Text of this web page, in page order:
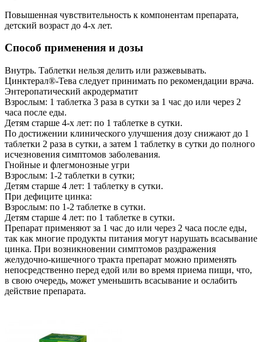
Повышенная чувствительность к компонентам препарата,
детский возраст до 4-х лет.
Способ применения и дозы
Внутрь. Таблетки нельзя делить или разжевывать.
Цинктерал®-Тева следует принимать по рекомендации врача.
Энтеропатический акродерматит
Взрослым: 1 таблетка 3 раза в сутки за 1 час до или через 2
часа после еды.
Детям старше 4-х лет: по 1 таблетке в сутки.
По достижении клинического улучшения дозу снижают до 1
таблетки 2 раза в сутки, а затем 1 таблетку в сутки до полного
исчезновения симптомов заболевания.
Гнойные и флегмонозные угри
Взрослым: 1-2 таблетки в сутки;
Детям старше 4 лет: 1 таблетку в сутки.
При дефиците цинка:
Взрослым: по 1-2 таблетке в сутки.
Детям старше 4 лет: по 1 таблетке в сутки.
Препарат применяют за 1 час до или через 2 часа после еды,
так как многие продукты питания могут нарушать всасывание
цинка. При возникновении симптомов раздражения
желудочно-кишечного тракта препарат можно применять
непосредственно перед едой или во время приема пищи, что,
в свою очередь, может уменьшить всасывание и ослабить
действие препарата.